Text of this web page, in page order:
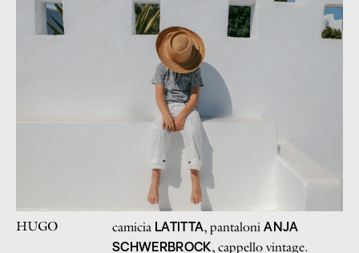
HUGO camicia LATITTA, pantaloniANJA
SCHWERBROCK, cappello vintage.